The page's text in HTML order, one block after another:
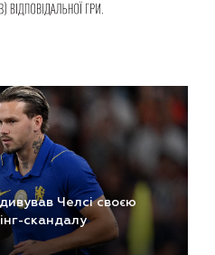
Челсі своєю
скандалу